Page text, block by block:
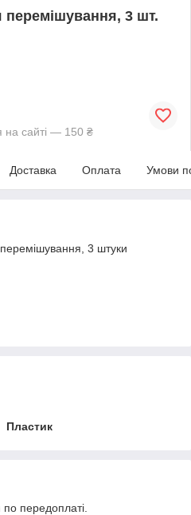
3 шт.
на сайті — 150 ₴
Доставка Оплата Умови
3 штуки
Пластик
по передоплаті.